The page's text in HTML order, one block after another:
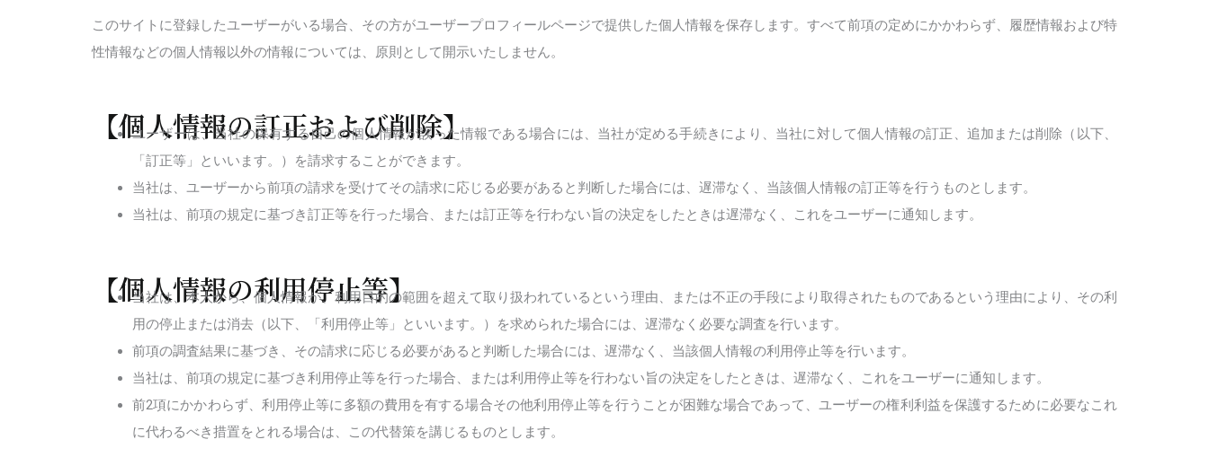
このサイトに登録したユーザーがいる場合、その方がユーザープロフィールページで提供した個人情報を保存します。すべて前項の定めにかかわらず、履歴情報および特
性情報などの個人情報以外の情報については、原則として開示いたしません。
【個人情報の訂正および削除】
ユーザーは、当社の保有する自己の個人情報が誤った情報である場合には、当社が定める手続きにより、当社に対して個人情報の訂正、追加または削除（以下、
「訂正等」といいます。）を請求することができます。
当社は、ユーザーから前項の請求を受けてその請求に応じる必要があると判断した場合には、遅滞なく、当該個人情報の訂正等を行うものとします。
当社は、前項の規定に基づき訂正等を行った場合、または訂正等を行わない旨の決定をしたときは遅滞なく、これをユーザーに通知します。
【個人情報の利用停止等】
当社は、本人から、個人情報が、利用目的の範囲を超えて取り扱われているという理由、または不正の手段により取得されたものであるという理由により、その利
用の停止または消去（以下、「利用停止等」といいます。）を求められた場合には、遅滞なく必要な調査を行います。
前項の調査結果に基づき、その請求に応じる必要があると判断した場合には、遅滞なく、当該個人情報の利用停止等を行います。
当社は、前項の規定に基づき利用停止等を行った場合、または利用停止等を行わない旨の決定をしたときは、遅滞なく、これをユーザーに通知します。
前2項にかかわらず、利用停止等に多額の費用を有する場合その他利用停止等を行うことが困難な場合であって、ユーザーの権利利益を保護するために必要なこれ
に代わるべき措置をとれる場合は、この代替策を講じるものとします。